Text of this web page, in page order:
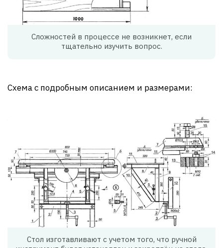
Сложностей в процессе не возникнет, если
тщательно изучить вопрос.
Схема с подробным описанием и размерами:
Стол изготавливают с учетом того, что ручной